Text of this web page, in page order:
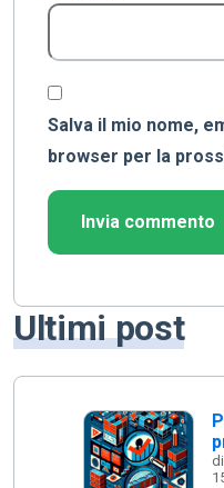
Salva il mio nome,
browser per la
Ultimi post